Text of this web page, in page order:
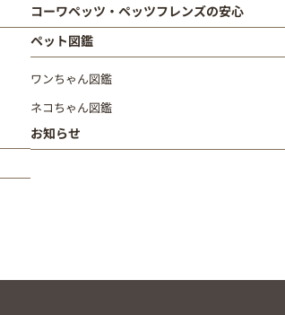
コーワペッツ・ペッツフレンズの安心
ペット図鑑
ワンちゃん図鑑
ネコちゃん図鑑
お知らせ